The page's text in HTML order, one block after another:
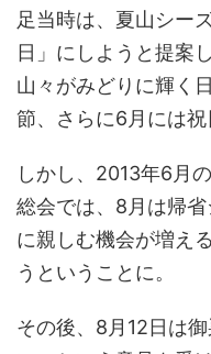
足当時は、夏山シー
日」にしようと提案
山々がみどりに輝く
節、さらに6月には祝
しかし、2013年6月
総会では、8月は帰
に親しむ機会が増え
うということに。
その後、8月12日は